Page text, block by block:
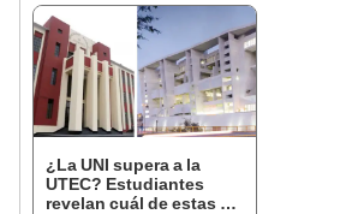
¿La UNI supera a la
UTEC? Estudiantes
revelan cuál de estas 2